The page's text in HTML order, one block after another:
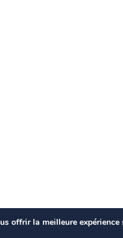
offrir la meilleure expérience